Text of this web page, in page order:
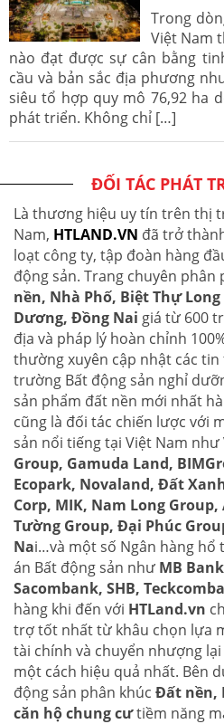
Trong
Việt Nam
nào đạt được sự cân bằng
cầu và bản sắc địa phương
siêu tổ hợp quy mô 76,92 ha
phát triển. Không chỉ […]
ĐỐI TÁC PHÁT
Là thương hiệu uy tín trên thị
Nam, HTLAND.VN đã trở
loạt công ty, tập đoàn hàng
động sản. Trang chuyên phân
nền, Nhà Phố, Biệt Thự
Dương, Đồng Nai giá từ 600
địa và pháp lý hoàn chỉnh
thường xuyên cập nhật các
trường Bất động sản nghỉ
sản phẩm đất nền mới nhất
cũng là đối tác chiến lược với
sản nổi tiếng tại Việt Nam như
Group, Gamuda Land,
Ecopark, Novaland, Đất
Corp, MIK, Nam Long
Tường Group, Đại Phúc
Nai…và một số Ngân hàng hổ
án Bất động sản như MB
Sacombank, SHB,
hàng khi đến với HTLand.vn
trợ tốt nhất từ khâu chọn lựa
tài chính và chuyển nhượng
một cách hiệu quả nhất. Bên
động sản phân khúc Đất nền,
căn hộ chung cưtiềm năng